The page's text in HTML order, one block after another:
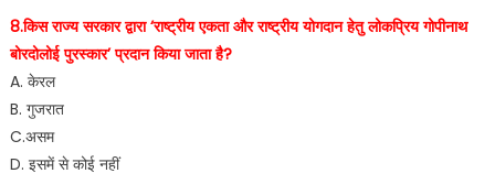
8.किस राज्य सरकार द्वारा ‘राष्ट्रीय एकता और राष्ट्रीय योगदान हेतु लोकप्रिय गोपीनाथ
बोरदोलोई पुरस्कार’ प्रदान किया जाता है?
A. केरल
B. गुजरात
C.असम
D. इसमें से कोई नहीं